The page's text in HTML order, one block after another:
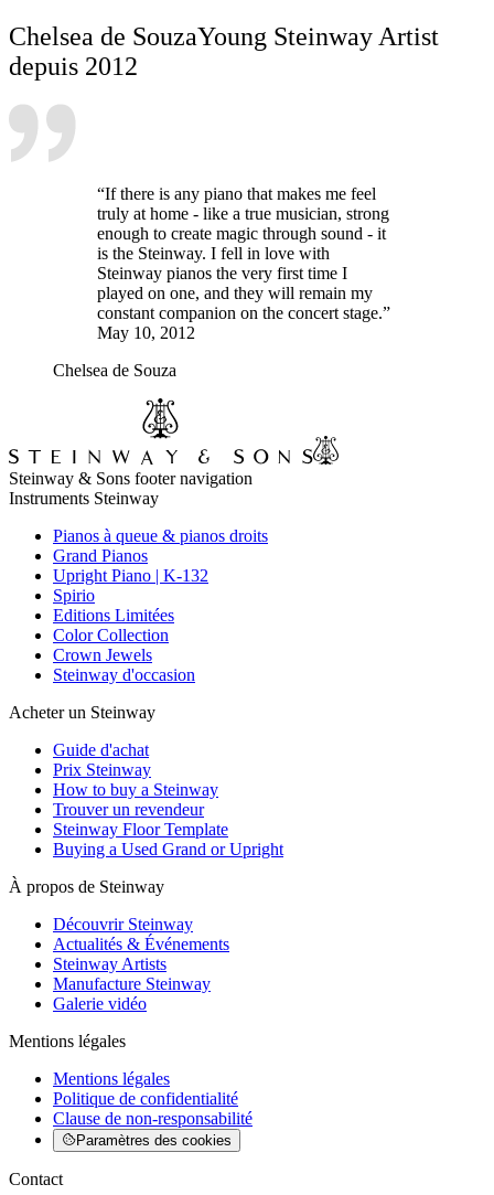
Chelsea de SouzaYoung Steinway Artist
depuis 2012
“If there is any piano that makes me feel
truly at home - like a true musician, strong
enough to create magic through sound - it
is the Steinway. I fell in love with
Steinway pianos the very first time I
played on one, and they will remain my
constant companion on the concert stage.”
May 10, 2012
Chelsea de Souza
Steinway & Sons footer navigation
Instruments Steinway
Pianos à queue & pianos droits
Grand Pianos
Upright Piano | K-132
Spirio
Editions Limitées
Color Collection
Crown Jewels
Steinway d'occasion
Acheter un Steinway
Guide d'achat
Prix Steinway
How to buy a Steinway
Trouver un revendeur
Steinway Floor Template
Buying a Used Grand or Upright
À propos de Steinway
Découvrir Steinway
Actualités & Événements
Steinway Artists
Manufacture Steinway
Galerie vidéo
Mentions légales
Mentions légales
Politique de confidentialité
Clause de non-responsabilité
Paramètres des cookies
Contact